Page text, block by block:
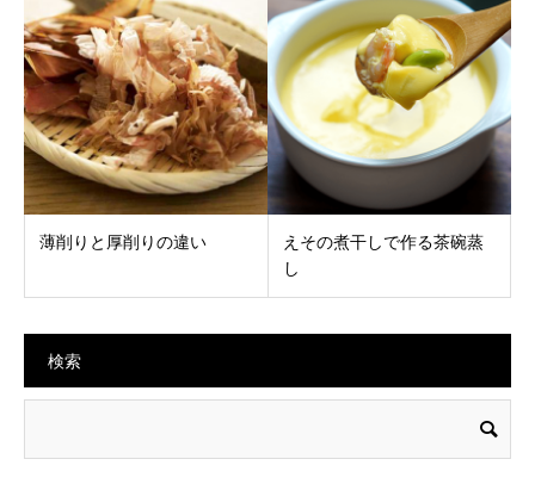
薄削りと厚削りの違い
えその煮干しで作る茶碗蒸
し
検索